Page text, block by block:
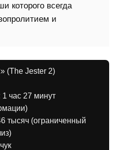
которого всегда
и
(The Jester 2)
1 час 27 минут
тысяч (ограниченный